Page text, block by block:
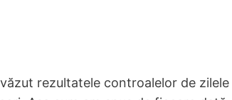
rezultatele controalelor de zilele